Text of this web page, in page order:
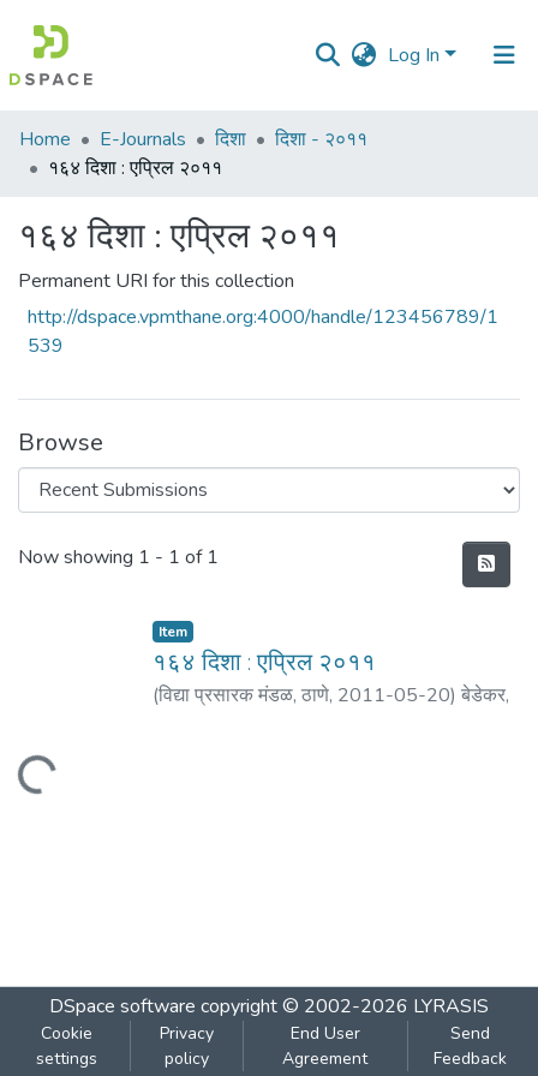
Log In
Communities
&
All of DSpace
Statistics
Home E-Journals दिशा
दिशा - २०११
१६४ दिशा : एप्रिल २०११
१६४ दिशा : एप्रिल २०११
Permanent URI for this collection
http://dspace.vpmthane.org:4000/handle/123456789/1
539
Browse
Recent Submissions
Now showing 1 - 1 of 1
Loading...
Item
१६४ दिशा : एप्रिल २०११
(विद्या प्रसारक मंडळ, ठाणे, 2011-05-20) बेडेकर,
DSpace software copyright © 2002-2026 LYRASIS
Cookie
settings
Privacy
policy
End User
Agreement
Send
Feedback